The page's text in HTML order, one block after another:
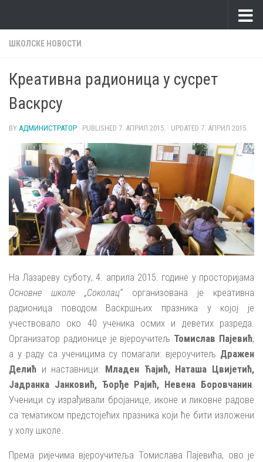
ШКОЛСКЕ НОВОСТИ
Креативна радионица у сусрет
Васкрсу
BY АДМИНИСТРАТОР · PUBLISHED 7. АПРИЛ 2015. · UPDATED 7. АПРИЛ 2015.
На Лазареву суботу, 4. априла 2015. године у просторијама
Основне школе „Соколац“ организована је креативна
радионица поводом Васкршњих празника у којој је
учествовало око 40 ученика осмих и деветих разреда.
Организатор радионице је вјероучитељ Томислав Пајевић,
а у раду са ученицима су помагали: вјероучитељ Дражен
Делић и наставници: Младен Ћајић, Наташа Цвијетић,
Јадранка Јанковић, Ђорђе Рајић, Невена Боровчанин
Ученици су израђивали бројанице, иконе и ликовне радове
са тематиком предстојећих празника који ће бити изложени
у холу школе.
Према ријечима вјероучитеља Томислава Пајевића, ово је